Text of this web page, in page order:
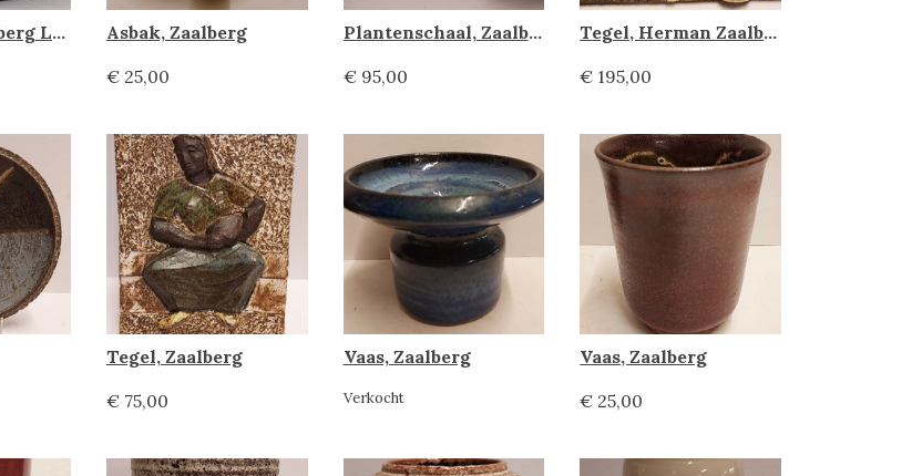
Fruittest, Zaalberg Leiderdorp
Asbak, Zaalberg
€ 25,00
Plantenschaal, Zaalberg
€ 95,00
Tegel, Herman Zaalberg
€ 195,00
Tegel, Zaalberg
€ 75,00
Vaas, Zaalberg
Verkocht
Vaas, Zaalberg
€ 25,00